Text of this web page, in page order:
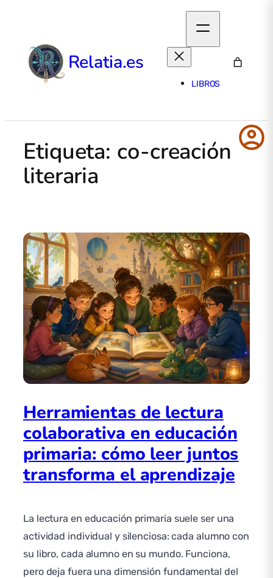
Relatia.es
LIBROS
Etiqueta: co-creación
literaria
Herramientas de lectura
colaborativa en educación
primaria: cómo leer juntos
transforma el aprendizaje
La lectura en educación primaria suele ser una
actividad individual y silenciosa: cada alumno con
su libro, cada alumno en su mundo. Funciona,
pero deja fuera una dimensión fundamental del
account_circle